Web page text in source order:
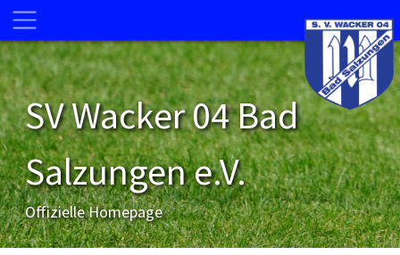
SV Wacker 04 Bad
Salzungen e.V.
Offizielle Homepage